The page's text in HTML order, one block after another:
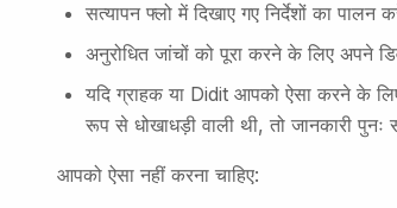
सत्यापन फ्लो में दिखाए गए निर्देशों का पालन
अनुरोधित जांचों को पूरा करने के लिए अपने
यदि ग्राहक या Didit आपको ऐसा करने के
रूप से धोखाधड़ी वाली थी, तो जानकारी पुनः
आपको ऐसा नहीं करना चाहिए: